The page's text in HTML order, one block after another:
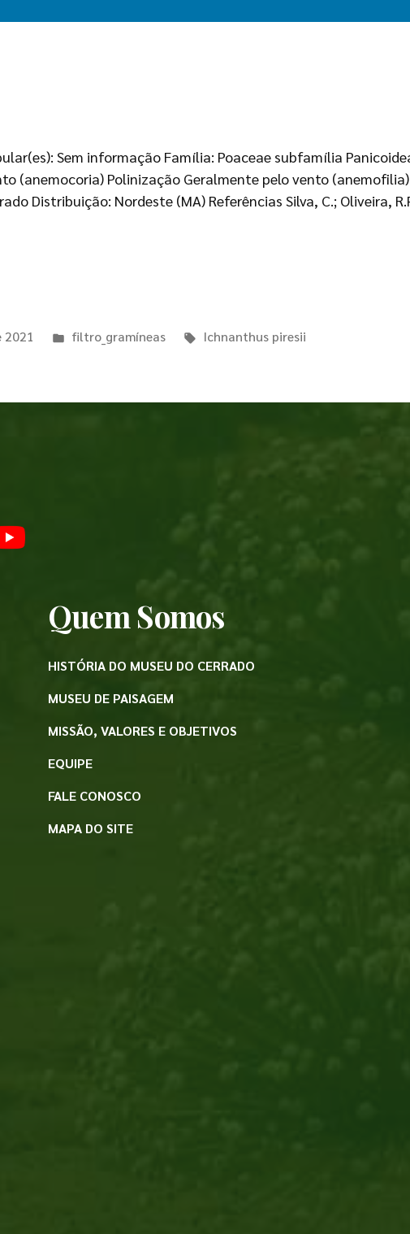
Sem informação Família: Poaceae subfamília
(anemocoria) Polinização Geralmente pelo vento
Distribuição: Nordeste (MA) Referências Silva, C.; Oliveira,
2021 filtro_gramíneas Ichnanthus piresii
Quem Somos
HISTÓRIA DO MUSEU DO CERRADO
MUSEU DE PAISAGEM
MISSÃO, VALORES E OBJETIVOS
EQUIPE
FALE CONOSCO
MAPA DO SITE